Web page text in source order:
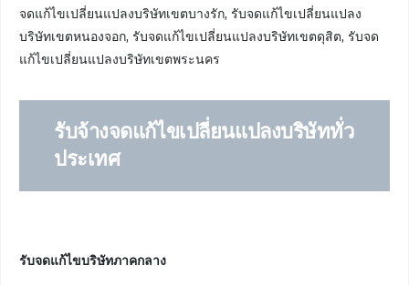
จดแก้ไขเปลี่ยนแปลงบริษัทเขตบางรัก, รับจดแก้ไขเปลี่ยนแปลง
บริษัทเขตหนองจอก, รับจดแก้ไขเปลี่ยนแปลงบริษัทเขตดุสิต, รับจด
แก้ไขเปลี่ยนแปลงบริษัทเขตพระนคร
รับจ้างจดแก้ไขเปลี่ยนแปลงบริษัททั่ว
ประเทศ
รับจดแก้ไขบริษัทภาคกลาง